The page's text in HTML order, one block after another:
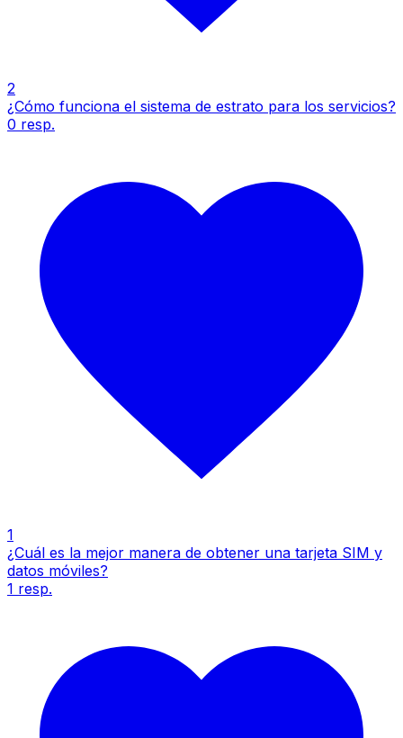
2
¿Cómo funciona el sistema de estrato para los servicios?
0 resp.
1
¿Cuál es la mejor manera de obtener una tarjeta SIM y
datos móviles?
1 resp.